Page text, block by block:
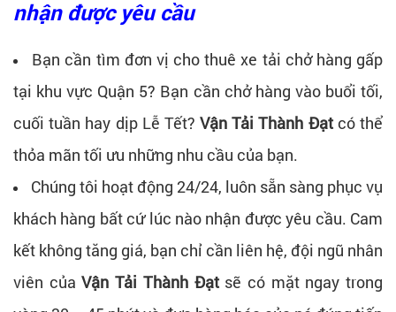
nhận được yêu cầu
Bạn cần tìm đơn vị cho thuê xe tải chở hàng gấp
tại khu vực Quận 5? Bạn cần chở hàng vào buổi tối,
cuối tuần hay dịp Lễ Tết?Vận Tải Thành Đạtcó thể
thỏa mãn tối ưu những nhu cầu của bạn.
Chúng tôi hoạt động 24/24, luôn sẵn sàng phục vụ
khách hàng bất cứ lúc nào nhận được yêu cầu. Cam
kết không tăng giá, bạn chỉ cần liên hệ, đội ngũ nhân
viên củaVận Tải Thành Đạtsẽ có mặt ngay trong